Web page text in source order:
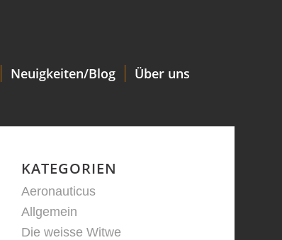
Neuigkeiten/Blog Über uns
KATEGORIEN
Aeronauticus
Allgemein
Die weisse Witwe